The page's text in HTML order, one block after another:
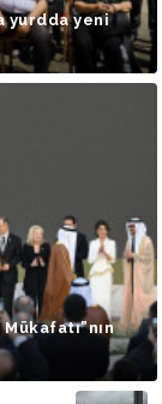
yurdda yeni